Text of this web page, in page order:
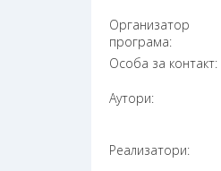
Организатор
програма:
Особа за контакт:
Аутори:
Реализатори: